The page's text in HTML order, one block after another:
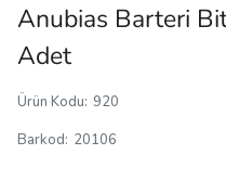
Anubias Barteri
Adet
Ürün Kodu: 920
Barkod: 20106